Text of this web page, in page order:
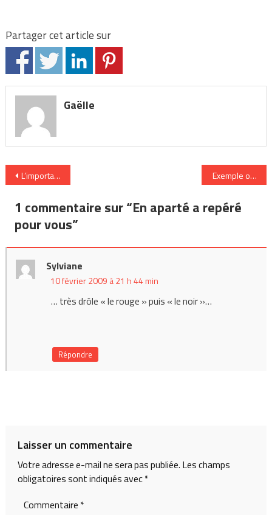
Partager cet article sur
Gaëlle
Navigation
de
l’article
L’importance de l’image dans le monde professionnelExemple
1 commentaire sur “En aparté a repéré
pour vous”
Sylviane
10 février 2009 à 21 h 44 min
… très drôle « le rouge » puis « le noir »…
Répondre
Laisser un commentaire
Votre adresse e-mail ne sera pas publiée. Les champs
obligatoires sont indiqués avec*
Commentaire *